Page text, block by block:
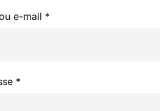
e-mail *
*